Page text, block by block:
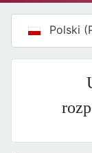
Wybierz swój
Polski